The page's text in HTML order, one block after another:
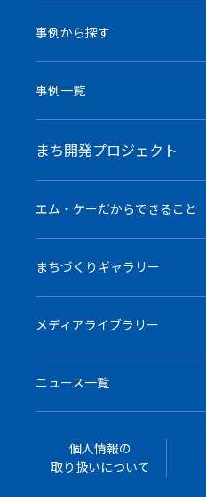
事例から探す
事例一覧
まち開発プロジェクト
エム・ケーだからできること
まちづくりギャラリー
メディアライブラリー
ニュース一覧
個人情報の
取り扱いについて